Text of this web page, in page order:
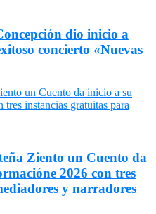
dio inicio a
concierto «Nuevas
Ziento un Cuento da
2026 con tres
y narradores